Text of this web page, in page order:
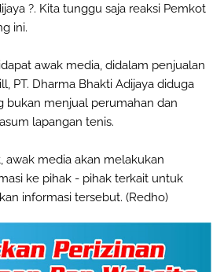
?. Kita tunggu saja reaksi Pemkot
ini.
awak media, didalam penjualan
PT. Dharma Bhakti Adijaya diduga
bukan menjual perumahan dan
lapangan tenis.
awak media akan melakukan
ke pihak - pihak terkait untuk
informasi tersebut. (Redho)